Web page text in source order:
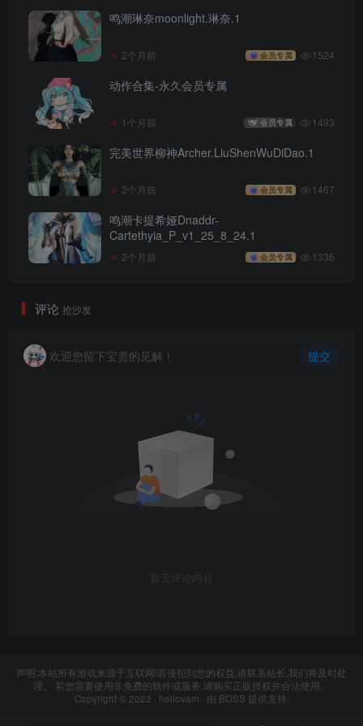
鸣潮琳奈moonlight.琳奈.1
2个月前 会员专属 1524
动作合集-永久会员专属
1个月前 会员专属 1493
完美世界柳神Archer.LiuShenWuDiDao.1
2个月前 会员专属 1467
鸣潮卡提希娅Dnaddr-
Cartethyia_P_v1_25_8_24.1
2个月前 会员专属 1336
评论 抢沙发
欢迎您留下宝贵的见解！ 提交
暂无评论内容
声明:本站所有游戏来源于互联网!若侵犯到您的权益,请联系站长,我们将及时处
理。 若您需要使用非免费的软件或服务,请购买正版授权并合法使用。
Copyright © 2023 · hellovam · 由 BOSS 提供支持.